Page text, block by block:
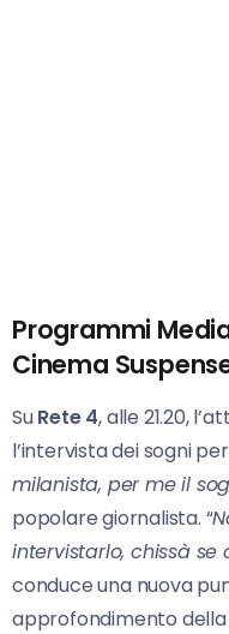
Programmi
Cinema
SuRete 4, alle 21.20,
l’intervista dei sogni per
milanista, per me il
popolare giornalista. “
intervistarlo, chissà se
conduce una nuova
approfondimento